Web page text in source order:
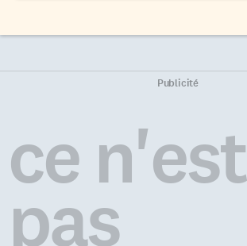
Publicité
ce n'est
pas